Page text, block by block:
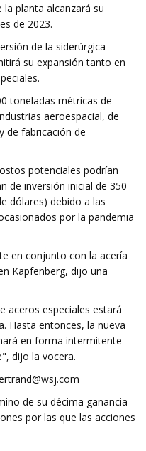
planta alcanzará su
de 2023.
de la siderúrgica
su expansión tanto en
toneladas métricas de
aeroespacial, de
de fabricación de
potenciales podrían
de inversión inicial de 350
dólares) debido a las
por la pandemia
en conjunto con la acería
Kapfenberg, dijo una
aceros especiales estará
Hasta entonces, la nueva
en forma intermitente
dijo la vocera.
de su décima ganancia
por las que las acciones